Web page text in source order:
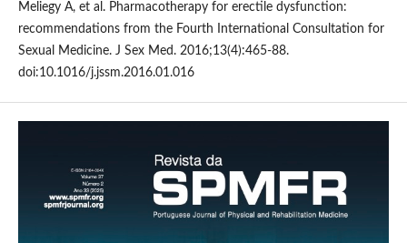
Meliegy A, et al. Pharmacotherapy for erectile dysfunction:
recommendations from the Fourth International Consultation for
Sexual Medicine. J Sex Med. 2016;13(4):465-88.
doi:10.1016/j.jssm.2016.01.016